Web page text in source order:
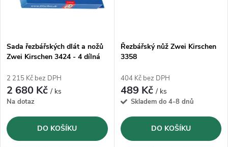
Sada řezbářských dlát a nožů
Zwei Kirschen 3424 - 4 dílná
2 215 Kč bez DPH
2 680 Kč/ ks
Na dotaz
DO KOŠÍKU
Řezbářský nůž Zwei Kirschen
3358
404 Kč bez DPH
489 Kč/ ks
Skladem do 4-8 dnů
DO KOŠÍKU